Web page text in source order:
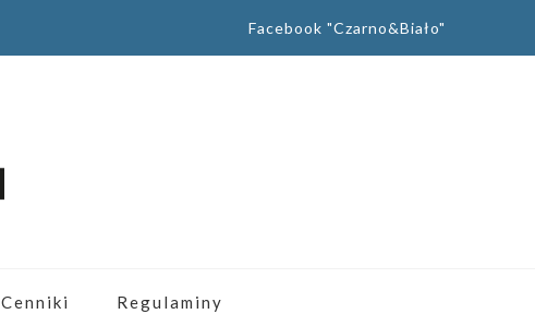
Facebook "Czarno&Biało"
Cenniki Regulaminy